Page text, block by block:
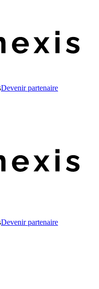
Devenir partenaire
Devenir partenaire